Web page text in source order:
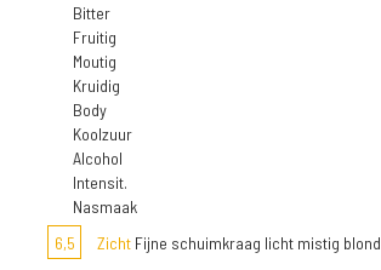
Bitter
Fruitig
Moutig
Kruidig
Body
Koolzuur
Alcohol
Intensit.
Nasmaak
6,5
Zicht Fijne schuimkraag licht mistig blond